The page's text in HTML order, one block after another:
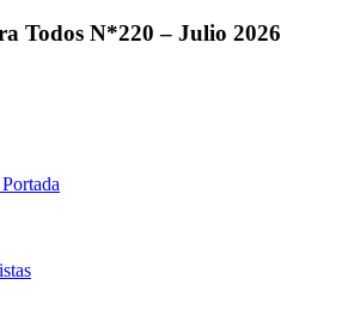
Todos N*220 – Julio 2026